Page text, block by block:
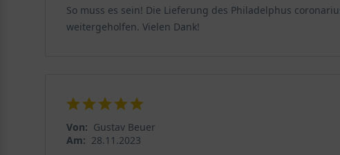
So muss es sein! Die Lieferung des Philadelphus
weitergeholfen. Vielen Dank!
Von: Gustav Beuer
Am: 28.11.2023